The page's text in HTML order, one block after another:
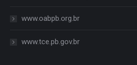
www.oabpb.org.br
www.tce.pb.gov.br